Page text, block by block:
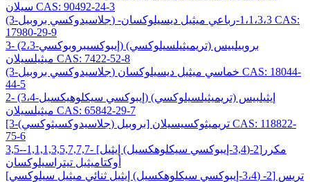
سيلان CAS: 90492-24-3
(3-جلاسيدوكسي بروبيل) -1،1،3،3-رباعي ميثيل ديسيلوكسان CAS:
17980-29-9
3- (2،3-إيبوكسيبروبوكسي) بروبيلبيس (تريميثيلسيلوكسي)
ميثيلسيلان CAS: 7422-52-8
(3-جلاسيدوكسي بروبيل) خماسي ميثيل ديسيلوكسان CAS: 18044-
44-5
2- (3،4-إيبوكسي سيكلوهيكسيل) إيثيلبيس (تريميثيلسيلوكسي)
ميثيلسيلان CAS: 65842-29-7
[3-(جلاسيدوكسيثوكسي) بروبيل] تريميثوكسيسيلان CAS: 118822-
75-6
3,5-مكرر[2-(3,4-إيبوكسي سيكلوهكسيل) إيثيل] -1,1,1,3,5,7,7,7-
أوكتاميثيل تيتراسيلوكسان
تريس [2- (3،4-إيبوكسي سيكلوهكسيل) إيثيل ثنائي ميثيل سيلوكسي]